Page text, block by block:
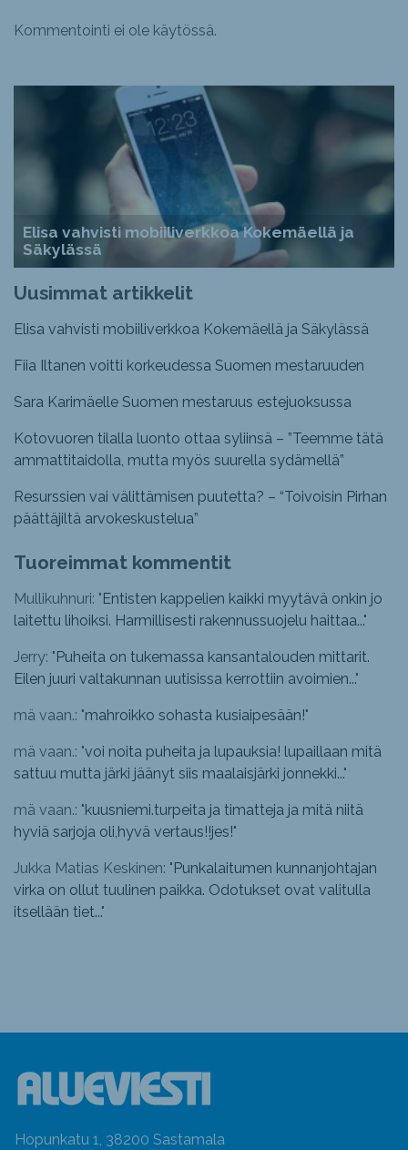
Kommentointi ei ole käytössä.
Elisa vahvisti mobiiliverkkoa Kokemäellä ja
Säkylässä
Uusimmat artikkelit
Elisa vahvisti mobiiliverkkoa Kokemäellä ja Säkylässä
Fiia Iltanen voitti korkeudessa Suomen mestaruuden
Sara Karimäelle Suomen mestaruus estejuoksussa
Kotovuoren tilalla luonto ottaa syliinsä – ”Teemme tätä
ammattitaidolla, mutta myös suurella sydämellä”
Resurssien vai välittämisen puutetta? – “Toivoisin Pirhan
päättäjiltä arvokeskustelua”
Tuoreimmat kommentit
Mullikuhnuri: " Entisten kappelien kaikki myytävä onkin jo
laitettu lihoiksi. Harmillisesti rakennussuojelu haittaa..."
Jerry: " Puheita on tukemassa kansantalouden mittarit.
Eilen juuri valtakunnan uutisissa kerrottiin avoimien..."
mä vaan.: "mahroikko sohasta kusiaipesään!"
mä vaan.: "voi noita puheita ja lupauksia! lupaillaan mitä
sattuu mutta järki jäänyt siis maalaisjärki jonnekki..."
mä vaan.: "kuusniemi.turpeita ja timatteja ja mitä niitä
hyviä sarjoja oli,hyvä vertaus!!jes!"
Jukka Matias Keskinen: " Punkalaitumen kunnanjohtajan
virka on ollut tuulinen paikka. Odotukset ovat valitulla
itsellään tiet..."
Hopunkatu 1, 38200 Sastamala